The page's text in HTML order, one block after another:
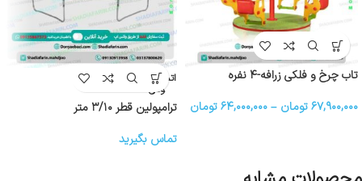
تاب چرخ و فلکی زرافه-۴ نفره
۶۷,۹۰۰,۰۰۰تومان –۶۴,۰۰۰,۰۰۰تومان
اتمام موج
ودی
ترامپولین قطر ۳/۱۰ متر
تماس بگیرید